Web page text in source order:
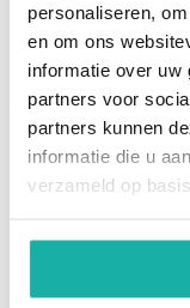
personaliseren,
en om ons
informatie over uw
partners voor
partners kunnen
informatie die u
verzameld op
Blood film
Transferrine
Ferritine
TIBC
Transferrine-
Ijzer (serum)
Totaal
Triglyceriden
€ 35,-
Recent bekeken